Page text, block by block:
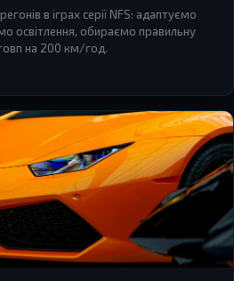
в іграх серії NFS: адаптуємо
освітлення, обираємо правильну
на 200 км/год.